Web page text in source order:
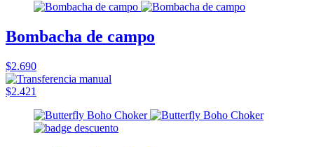
Bombacha de campo
$2.690
$2.421